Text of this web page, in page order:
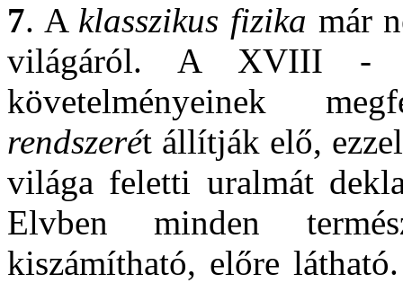
7. A klasszikus fizika már
világáról. A XVIII -
követelményeinek
rendszerét állítják elő,
világa feletti uralmát
Elvben minden
kiszámítható, előre